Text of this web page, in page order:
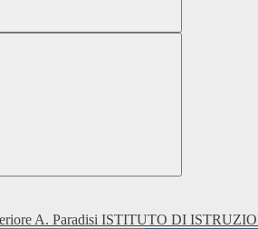
ISTITUTO DI